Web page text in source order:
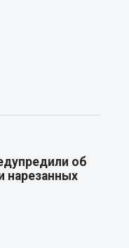
об
нарезанных